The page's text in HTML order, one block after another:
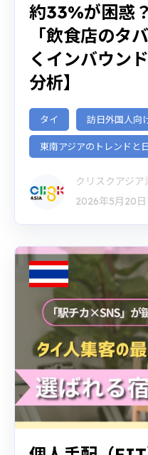
約33%が困惑
「飲食店のタ
くインバウン
分析】
タイ 訪日外国人向
東南アジアのトレンドと
クリスクアジア
2026年5月20日